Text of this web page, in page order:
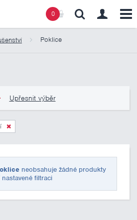
0
Poklice
Upřesnit výběr
neobsahuje žádné produkty
filtraci